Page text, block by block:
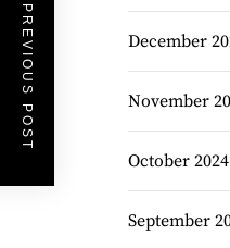
PREVIOUS POST December
November
October 2024
September